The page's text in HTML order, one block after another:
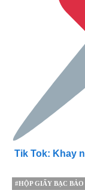
Tik Tok: Khay
#HỘP GIẤY BẠC